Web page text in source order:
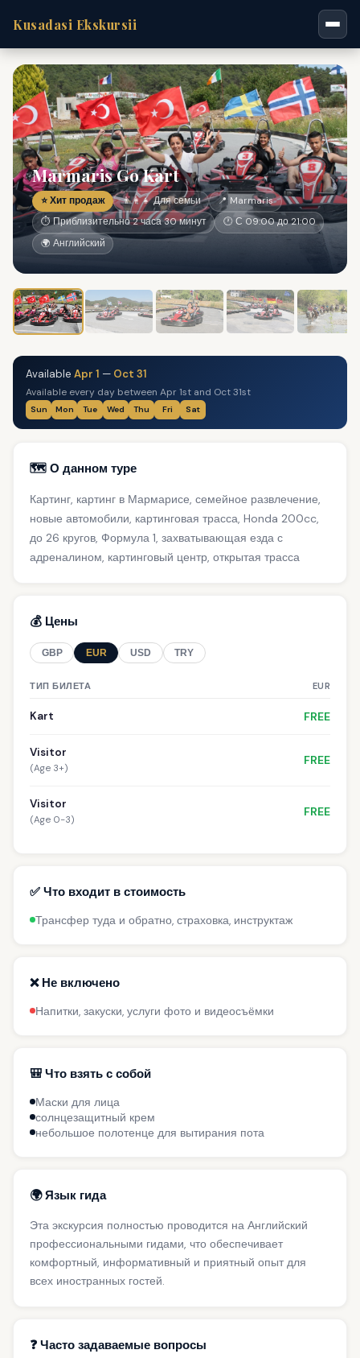
Kusadasi Ekskursii
Marmaris Go Kart
⭐ Хит продаж 👨‍👩‍👧 Для семьи
📍 Marmaris
⏱ Приблизительно 2 часа 30 минут
🕐 С 09:00 до 21:00
🌍 Английский
Available Apr 1 — Oct 31
Available every day between Apr 1st and Oct 31st
Sun Mon Tue Wed Thu Fri Sat
🗺️ О данном туре
Картинг, картинг в Мармарисе, семейное развлечение,
новые автомобили, картинговая трасса, Honda 200cc,
до 26 кругов, Формула 1, захватывающая езда с
адреналином, картинговый центр, открытая трасса
💰 Цены
GBP EUR USD TRY
ТИП БИЛЕТА EUR
Kart FREE
Visitor
(Age 3+)
FREE
Visitor
(Age 0-3)
FREE
✅ Что входит в стоимость
Трансфер туда и обратно, страховка, инструктаж
❌ Не включено
Напитки, закуски, услуги фото и видеосъёмки
🎒 Что взять с собой
Маски для лица
солнцезащитный крем
небольшое полотенце для вытирания пота
🌍 Язык гида
Эта экскурсия полностью проводится на Английский
профессиональными гидами, что обеспечивает
комфортный, информативный и приятный опыт для
всех иностранных гостей.
❓ Часто задаваемые вопросы